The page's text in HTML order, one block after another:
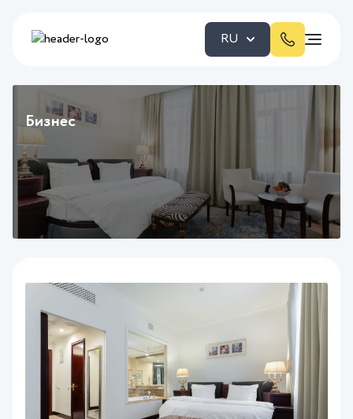
RU
Бизнес